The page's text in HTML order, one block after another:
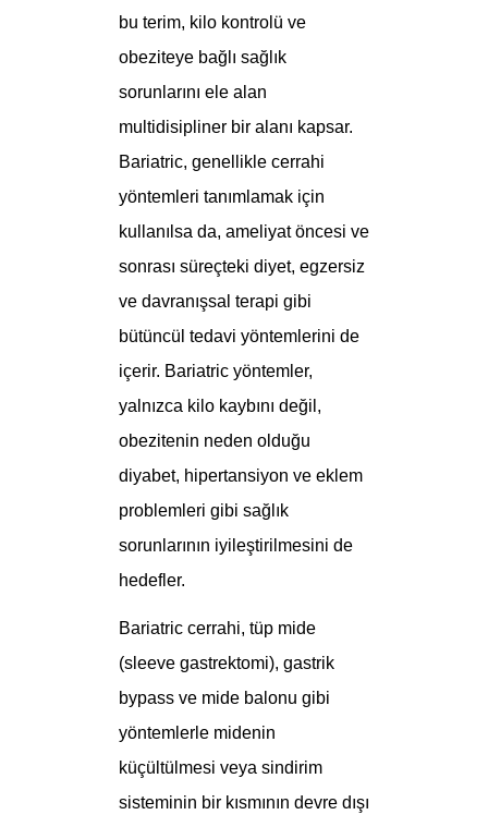
bu terim, kilo kontrolü ve
obeziteye bağlı sağlık
sorunlarını ele alan
multidisipliner bir alanı kapsar.
Bariatric, genellikle cerrahi
yöntemleri tanımlamak için
kullanılsa da, ameliyat öncesi ve
sonrası süreçteki diyet, egzersiz
ve davranışsal terapi gibi
bütüncül tedavi yöntemlerini de
içerir. Bariatric yöntemler,
yalnızca kilo kaybını değil,
obezitenin neden olduğu
diyabet, hipertansiyon ve eklem
problemleri gibi sağlık
sorunlarının iyileştirilmesini de
hedefler.
Bariatric cerrahi, tüp mide
(sleeve gastrektomi), gastrik
bypass ve mide balonu gibi
yöntemlerle midenin
küçültülmesi veya sindirim
sisteminin bir kısmının devre dışı